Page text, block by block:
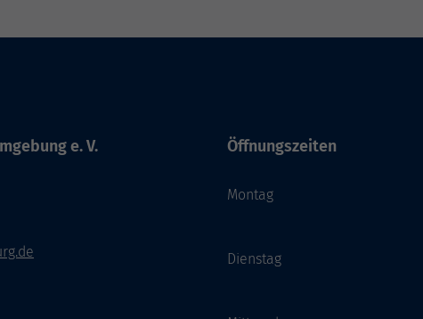
e. V. Öffnungszeiten
Montag
Dienstag